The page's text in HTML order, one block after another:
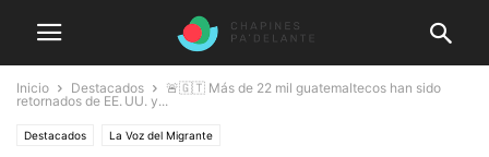
Inicio Destacados
🚨🇬🇹 Más de 22 mil guatemaltecos han sido
retornados de EE. UU. y...
Destacados La Voz del Migrante